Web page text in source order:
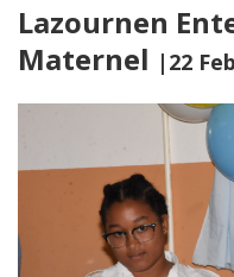
Lazournen
Maternel |22